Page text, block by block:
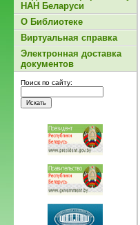
НАН Беларуси
О Библиотеке
Виртуальная справка
Электронная доставка
документов
Поиск по сайту: